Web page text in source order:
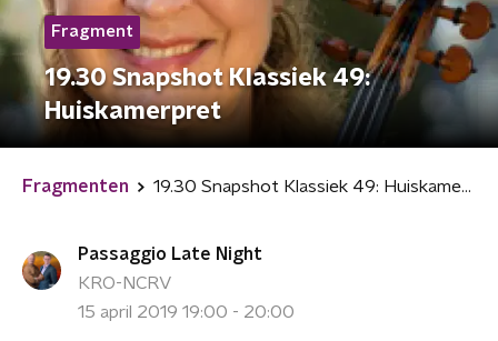
Fragment
19.30 Snapshot Klassiek 49:
Huiskamerpret
Fragmenten 19.30 Snapshot Klassiek 49: Huiskamerpret
Passaggio Late Night
KRO-NCRV
15 april 2019 19:00 - 20:00